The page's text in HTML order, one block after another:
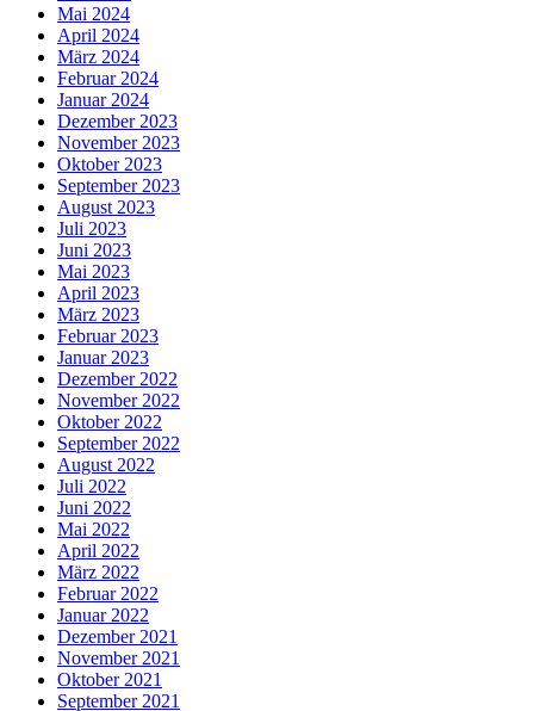
Mai 2024
April 2024
März 2024
Februar 2024
Januar 2024
Dezember 2023
November 2023
Oktober 2023
September 2023
August 2023
Juli 2023
Juni 2023
Mai 2023
April 2023
März 2023
Februar 2023
Januar 2023
Dezember 2022
November 2022
Oktober 2022
September 2022
August 2022
Juli 2022
Juni 2022
Mai 2022
April 2022
März 2022
Februar 2022
Januar 2022
Dezember 2021
November 2021
Oktober 2021
September 2021